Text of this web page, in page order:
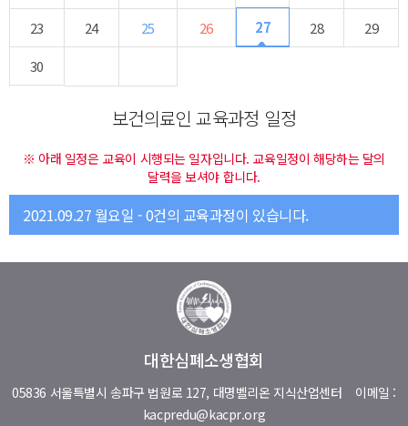
23
24 25 26 27 28
29
30
보건의료인 교육과정 일정
※ 아래 일정은 교육이 시행되는 일자입니다. 교육일정이 해당하는 달의
달력을 보셔야 합니다.
2021.09.27 월요일 - 0건의 교육과정이 있습니다.
대한심폐소생협회
05836 서울특별시 송파구 법원로 127, 대명벨리온 지식산업센터 이메일 :
kacpredu@kacpr.org